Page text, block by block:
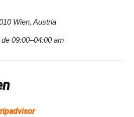
Wien, Austria
09:00–04:00 am